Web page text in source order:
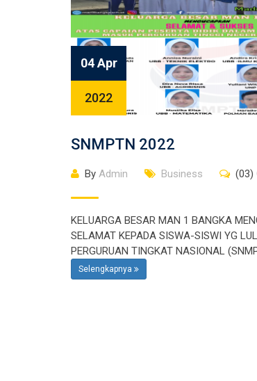
04 Apr
2022
SNMPTN 2022
By Admin Business (03)
KELUARGA BESAR MAN 1 BANGKA
SELAMAT KEPADA SISWA-SISWI YG
PERGURUAN TINGKAT NASIONAL
Selengkapnya